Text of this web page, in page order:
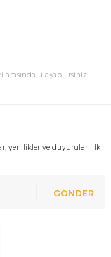
arasında ulaşabilirsiniz.
yenilikler ve duyuruları ilk
GÖNDER